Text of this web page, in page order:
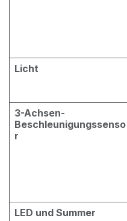
Licht
3-Achsen-
Beschleunigungssenso
r
LED und Summer